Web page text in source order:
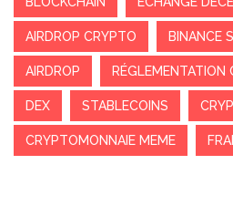
AIRDROP CRYPTO BINANCE
AIRDROP RÉGLEMENTATION
DEX STABLECOINS
CRYPTOMONNAIE MEME